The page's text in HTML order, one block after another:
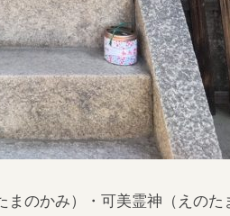
のかみ）・可美霊神（えのた